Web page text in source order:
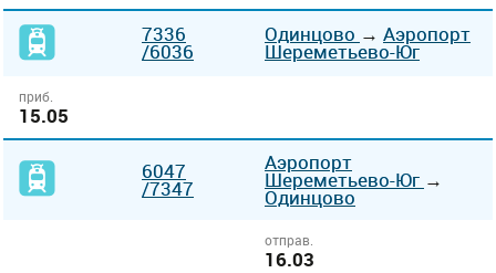
7336
/6036
Одинцово → Аэропорт
Шереметьево-Юг
приб.
15.05
6047
/7347
Аэропорт
Шереметьево-Юг →
Одинцово
отправ.
16.03